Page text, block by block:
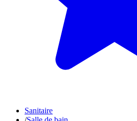
Sanitaire